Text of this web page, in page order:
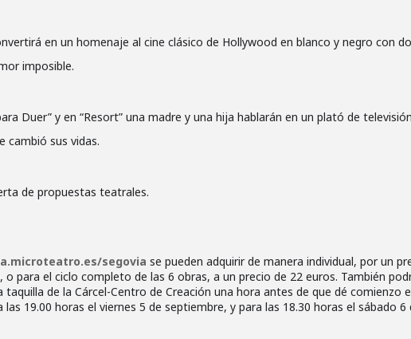
en un homenaje al cine clásico de Hollywood en blanco y negro con
imposible.
Duer” y en “Resort” una madre y una hija hablarán en un plató de
cambió sus vidas.
de propuestas teatrales.
segovia se pueden adquirir de manera individual, por un
o para el ciclo completo de las 6 obras, a un precio de 22 euros. También
de la Cárcel-Centro de Creación una hora antes de que dé comienzo
19.00 horas el viernes 5 de septiembre, y para las 18.30 horas el sábado 6